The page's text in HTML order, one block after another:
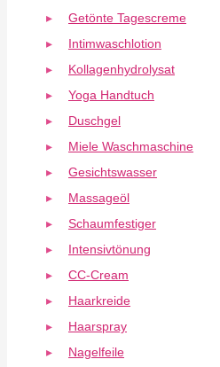
Getönte Tagescreme
Intimwaschlotion
Kollagenhydrolysat
Yoga Handtuch
Duschgel
Miele Waschmaschine
Gesichtswasser
Massageöl
Schaumfestiger
Intensivtönung
CC-Cream
Haarkreide
Haarspray
Nagelfeile